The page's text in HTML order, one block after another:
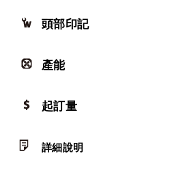
頭部印記
產能
起訂量
詳細說明